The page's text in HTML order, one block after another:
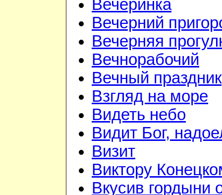
Вечеринка
Вечерний
Вечерняя
Вечнорабочий
Вечный праздник
Взгляд на море
Видеть небо
Видит Бог,
Визит
Виктору
Вкусив гордыни